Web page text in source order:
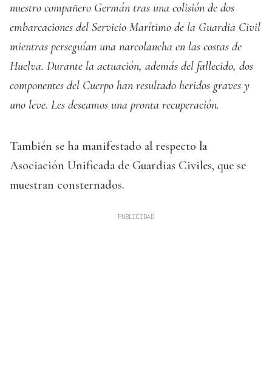
nuestro compañero Germán tras una colisión de dos
embarcaciones del Servicio Marítimo de la Guardia Civil
mientras perseguían una narcolancha en las costas de
Huelva. Durante la actuación, además del fallecido, dos
componentes del Cuerpo han resultado heridos graves y
uno leve. Les deseamos una pronta recuperación.
También se ha manifestado al respecto la
Asociación Unificada de Guardias Civiles, que se
muestran consternados.